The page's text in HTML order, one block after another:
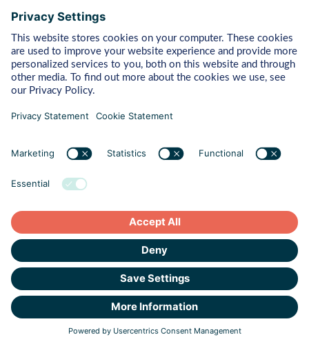
Neem Contact Op Met Ons
Voor Een Gratis
Adviesgesprek
E-mail
Voornaam